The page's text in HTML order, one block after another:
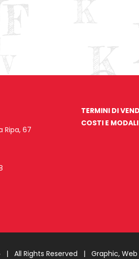
Ripa, 67
TERMINI DI
COSTI E
| All Rights Reserved | Graphic,